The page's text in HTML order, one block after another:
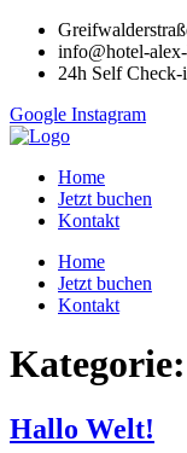
Zum
Inhalt
wechseln
info@hotel-
24h Self Check-
Google Instagram
Home
Jetzt buchen
Kontakt
Home
Jetzt buchen
Kontakt
Kategorie:
Hallo Welt!